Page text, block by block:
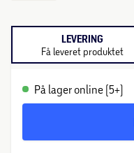
LEVERING
Få leveret produktet
På lager online (5+)